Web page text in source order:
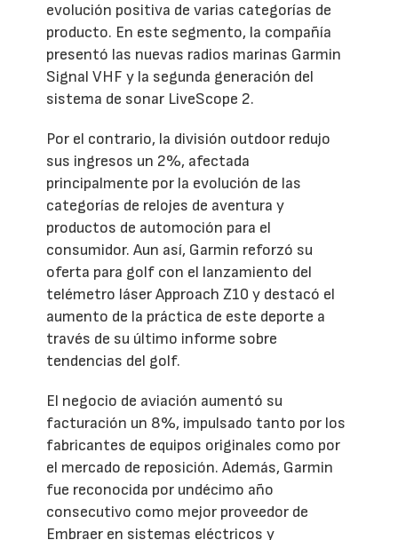
evolución positiva de varias categorías de
producto. En este segmento, la compañía
presentó las nuevas radios marinas Garmin
Signal VHF y la segunda generación del
sistema de sonar LiveScope 2.
Por el contrario, la división outdoor redujo
sus ingresos un 2%, afectada
principalmente por la evolución de las
categorías de relojes de aventura y
productos de automoción para el
consumidor. Aun así, Garmin reforzó su
oferta para golf con el lanzamiento del
telémetro láser Approach Z10 y destacó el
aumento de la práctica de este deporte a
través de su último informe sobre
tendencias del golf.
El negocio de aviación aumentó su
facturación un 8%, impulsado tanto por los
fabricantes de equipos originales como por
el mercado de reposición. Además, Garmin
fue reconocida por undécimo año
consecutivo como mejor proveedor de
Embraer en sistemas eléctricos y